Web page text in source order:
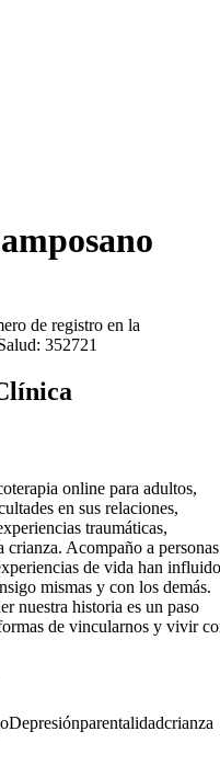
de registro en la
352721
online para adultos,
en sus relaciones,
traumáticas,
Acompaño a personas
de vida han influido
mismas y con los demás.
nuestra historia es un paso
de vincularnos y vivir
Depresiónparentalidadcrianza